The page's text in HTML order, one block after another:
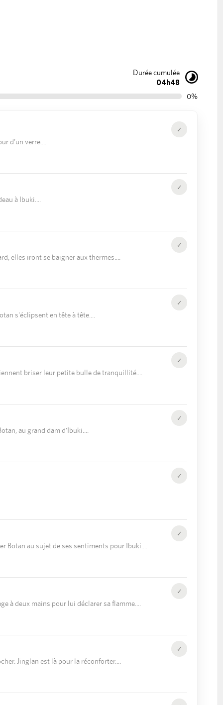
Durée cumulée
04h48
0%
✓
d'un verre.
✓
à Ibuki.
✓
elles iront se baigner aux thermes.
✓
s'éclipsent en tête à tête.
✓
briser leur petite bulle de tranquillité.
✓
au grand dam d'Ibuki.
✓
✓
Botan au sujet de ses sentiments pour Ibuki.
✓
à deux mains pour lui déclarer sa flamme.
✓
Jinglan est là pour la réconforter.